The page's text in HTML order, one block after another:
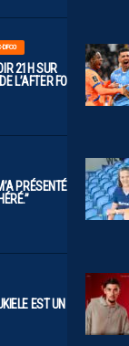
21H SUR
L’AFTER FOOT.
PRÉSENTÉ LE
EST UN